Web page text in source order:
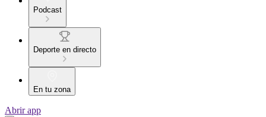
Podcast
Deporte en directo
En tu zona
Abrir app